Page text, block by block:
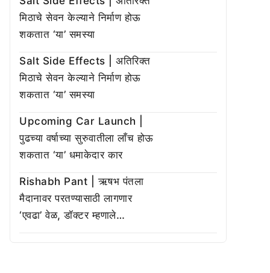
मिठाचे सेवन केल्याने निर्माण होऊ
शकतात ‘या’ समस्या
Salt Side Effects | अतिरिक्त
मिठाचे सेवन केल्याने निर्माण होऊ
शकतात ‘या’ समस्या
Upcoming Car Launch |
पुढच्या वर्षाच्या सुरुवातीला लाँच होऊ
शकतात ‘या’ धमाकेदार कार
Rishabh Pant | ऋषभ पंतला
मैदानावर परतण्यासाठी लागणार
‘एवढा’ वेळ, डॉक्टर म्हणाले…